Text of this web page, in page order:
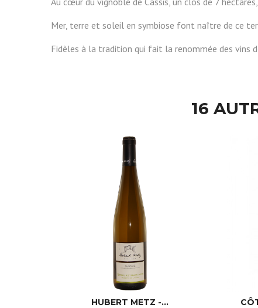
Mer, terre et soleil en symbiose font naître de ce
Fidèles à la tradition qui fait la renommée des vins
16
HUBERT METZ -...